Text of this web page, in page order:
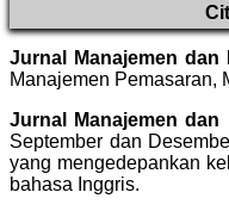
Jurnal Manajemen dan
Manajemen Pemasaran,
Jurnal Manajemen dan
September dan
yang mengedepankan
bahasa Inggris.